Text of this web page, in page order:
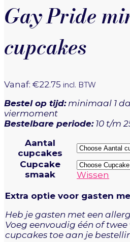
Gay Pride
cupcakes
Vanaf: €22.75 incl. BTW
Bestel op tijd:minimaal 1
viermoment
Bestelbare periode:10 t/m
Aantal
cupcakes
Cupcake
smaak
Wissen
Extra optie voor gasten
Heb je gasten met een
Voeg eenvoudig één of
cupcakes toe aan je